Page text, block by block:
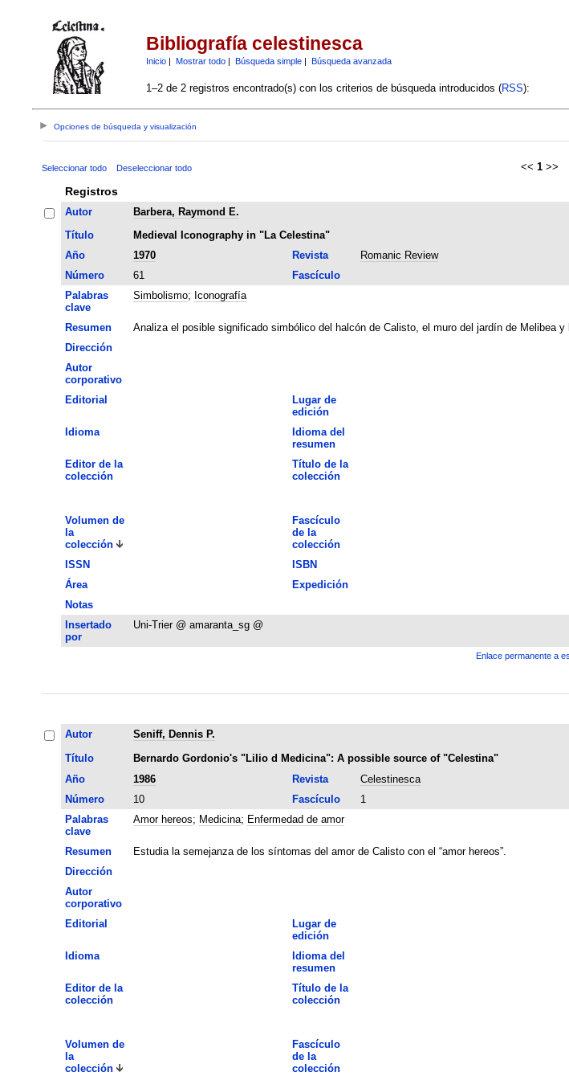
Bibliografía celestinesca
Inicio| Mostrar todo| Búsqueda simple| Búsqueda avanzada
1–2 de 2 registros encontrado(s) con los criterios de búsqueda introducidos (RSS):
Opciones de búsqueda y visualización
Seleccionar todo Deseleccionar todo << 1 >>
Registros
Autor
Barbera, Raymond E.
Título
Medieval Iconography in "La Celestina"
Año
1970 Revista Romanic Review
Número
61 Fascículo
Palabras
clave
Simbolismo; Iconografía
Resumen
Analiza el posible significado simbólico del halcón de Calisto, el muro del jardín de Melibea
Dirección
Autor
corporativo
Editorial
Lugar de
edición
Idioma
Idioma del
resumen
Editor de la
colección
Título de la
colección
Volumen de
la
colección
Fascículo
de la
colección
ISSN ISBN
Área
Expedición
Notas
Insertado
por
Uni-Trier @ amaranta_sg @
Enlace permanente a
Autor
Seniff, Dennis P.
Título
Bernardo Gordonio's "LiIio d Medicina": A possible source of "Celestina"
Año
1986 Revista Celestinesca
Número
10 Fascículo 1
Palabras
clave
Amor hereos; Medicina; Enfermedad de amor
Resumen
Estudia la semejanza de los síntomas del amor de Calisto con el “amor hereos”.
Dirección
Autor
corporativo
Editorial
Lugar de
edición
Idioma
Idioma del
resumen
Editor de la
colección
Título de la
colección
Volumen de
la
colección
Fascículo
de la
colección